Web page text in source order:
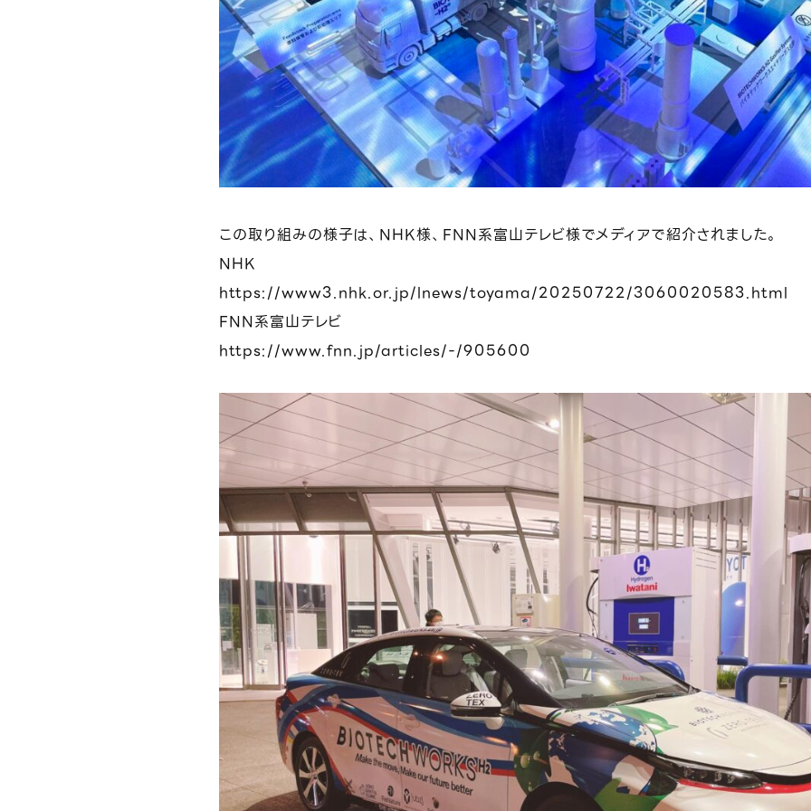
ニュース
資料請求
お問い合わせ
利用規約 プライバシー
この取り組みの様子は、NHK様、FNN系富山テレビ様でメディアで紹介されました。
NHK
https://www3.nhk.or.jp/lnews/toyama/20250722/3060020583.html
FNN系富山テレビ
https://www.fnn.jp/articles/-/905600